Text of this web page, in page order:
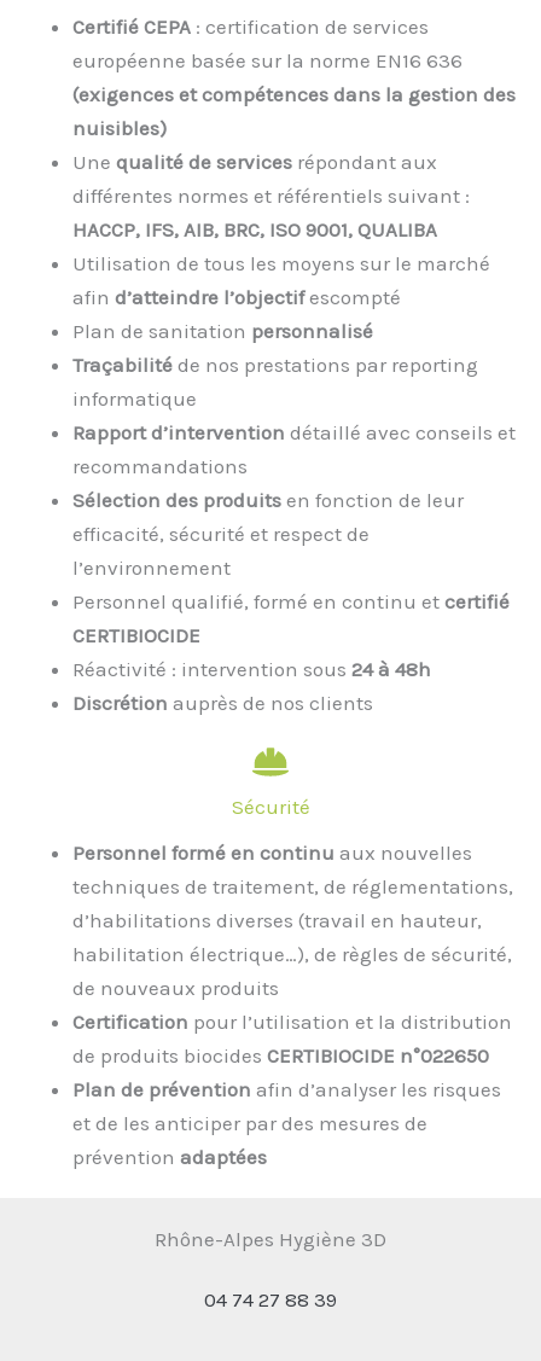
Certifié CEPA : certification de services
européenne basée sur la norme EN16 636
(exigences et compétences dans la gestion des
nuisibles)
Une qualité de services répondant aux
différentes normes et référentiels suivant :
HACCP, IFS, AIB, BRC, ISO 9001, QUALIBA
Utilisation de tous les moyens sur le marché
afin d’atteindre l’objectifescompté
Plan de sanitation personnalisé
Traçabilité de nos prestations par reporting
informatique
Rapport d’intervention détaillé avec conseils et
recommandations
Sélection des produits en fonction de leur
efficacité, sécurité et respect de
l’environnement
Personnel qualifié, formé en continu et certifié
CERTIBIOCIDE
Réactivité : intervention sous 24 à 48h
Discrétion auprès de nos clients
Sécurité
Personnel formé en continu aux nouvelles
techniques de traitement, de réglementations,
d’habilitations diverses (travail en hauteur,
habilitation électrique…), de règles de sécurité,
de nouveaux produits
Certification pour l’utilisation et la distribution
de produits biocides CERTIBIOCIDE n°022650
Plan de prévention afin d’analyser les risques
et de les anticiper par des mesures de
prévention adaptées
Rhône-Alpes Hygiène 3D
04 74 27 88 39